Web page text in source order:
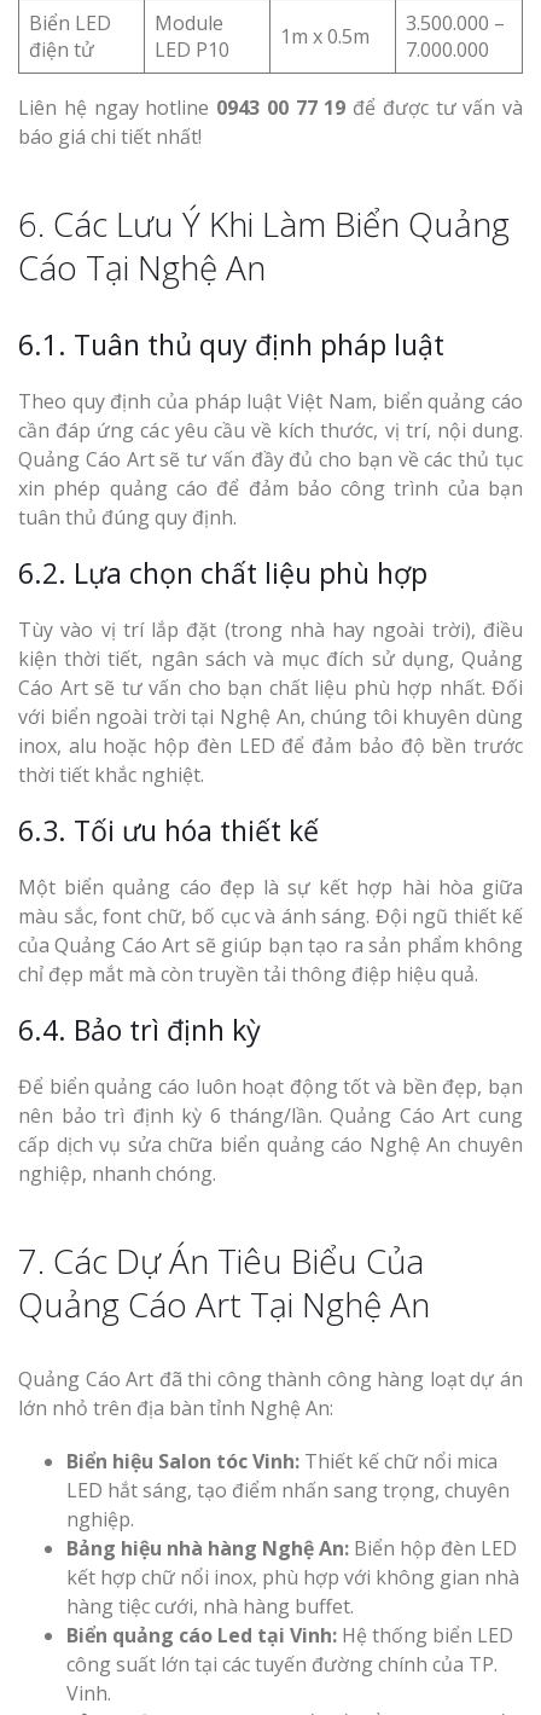
Biển LED
điện tử
Module
LED P10
1m x 0.5m
3.500.000 –
7.000.000
Liên hệ ngay hotline 0943 00 77 19 để được tư vấn và
báo giá chi tiết nhất!
6. Các Lưu Ý Khi Làm Biển Quảng
Cáo Tại Nghệ An
6.1. Tuân thủ quy định pháp luật
Theo quy định của pháp luật Việt Nam, biển quảng cáo
cần đáp ứng các yêu cầu về kích thước, vị trí, nội dung.
Quảng Cáo Art sẽ tư vấn đầy đủ cho bạn về các thủ tục
xin phép quảng cáo để đảm bảo công trình của bạn
tuân thủ đúng quy định.
6.2. Lựa chọn chất liệu phù hợp
Tùy vào vị trí lắp đặt (trong nhà hay ngoài trời), điều
kiện thời tiết, ngân sách và mục đích sử dụng, Quảng
Cáo Art sẽ tư vấn cho bạn chất liệu phù hợp nhất. Đối
với biển ngoài trời tại Nghệ An, chúng tôi khuyên dùng
inox, alu hoặc hộp đèn LED để đảm bảo độ bền trước
thời tiết khắc nghiệt.
6.3. Tối ưu hóa thiết kế
Một biển quảng cáo đẹp là sự kết hợp hài hòa giữa
màu sắc, font chữ, bố cục và ánh sáng. Đội ngũ thiết kế
của Quảng Cáo Art sẽ giúp bạn tạo ra sản phẩm không
chỉ đẹp mắt mà còn truyền tải thông điệp hiệu quả.
6.4. Bảo trì định kỳ
Để biển quảng cáo luôn hoạt động tốt và bền đẹp, bạn
nên bảo trì định kỳ 6 tháng/lần. Quảng Cáo Art cung
cấp dịch vụ sửa chữa biển quảng cáo Nghệ An chuyên
nghiệp, nhanh chóng.
7. Các Dự Án Tiêu Biểu Của
Quảng Cáo Art Tại Nghệ An
Quảng Cáo Art đã thi công thành công hàng loạt dự án
lớn nhỏ trên địa bàn tỉnh Nghệ An:
Biển hiệu Salon tóc Vinh: Thiết kế chữ nổi mica
LED hắt sáng, tạo điểm nhấn sang trọng, chuyên
nghiệp.
Bảng hiệu nhà hàng Nghệ An: Biển hộp đèn LED
kết hợp chữ nổi inox, phù hợp với không gian nhà
hàng tiệc cưới, nhà hàng buffet.
Biển quảng cáo Led tại Vinh: Hệ thống biển LED
công suất lớn tại các tuyến đường chính của TP.
Vinh.